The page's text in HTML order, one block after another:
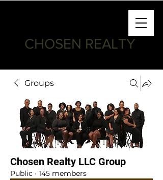
CHOSEN REALTY
Groups
Chosen Realty LLC Group
Public · 145 members